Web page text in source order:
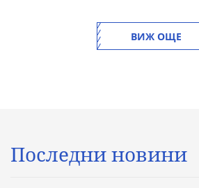
ВИЖ ОЩЕ
Последни новини